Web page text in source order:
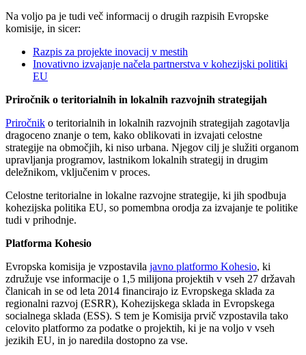
Na voljo pa je tudi več informacij o drugih razpisih Evropske
komisije, in sicer:
Razpis za projekte inovacij v mestih
Inovativno izvajanje načela partnerstva v kohezijski politiki
EU
Priročnik o teritorialnih in lokalnih razvojnih strategijah
Priročnik o teritorialnih in lokalnih razvojnih strategijah zagotavlja
dragoceno znanje o tem, kako oblikovati in izvajati celostne
strategije na območjih, ki niso urbana. Njegov cilj je služiti organom
upravljanja programov, lastnikom lokalnih strategij in drugim
deležnikom, vključenim v proces.
Celostne teritorialne in lokalne razvojne strategije, ki jih spodbuja
kohezijska politika EU, so pomembna orodja za izvajanje te politike
tudi v prihodnje.
Platforma Kohesio
Evropska komisija je vzpostavila javno platformo Kohesio, ki
združuje vse informacije o 1,5 milijona projektih v vseh 27 državah
članicah in se od leta 2014 financirajo iz Evropskega sklada za
regionalni razvoj (ESRR), Kohezijskega sklada in Evropskega
socialnega sklada (ESS). S tem je Komisija prvič vzpostavila tako
celovito platformo za podatke o projektih, ki je na voljo v vseh
jezikih EU, in jo naredila dostopno za vse.